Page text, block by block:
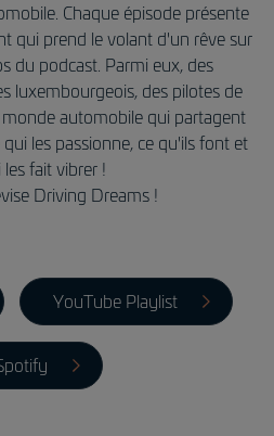
Chaque épisode présente
qui prend le volant d'un rêve sur
du podcast. Parmi eux, des
luxembourgeois, des pilotes de
automobile qui partagent
les passionne, ce qu'ils font et
les fait vibrer !
Driving Dreams !
YouTube Playlist